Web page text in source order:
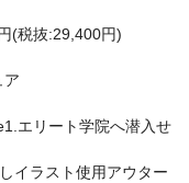
(税抜:29,400円)
ア
エリート学院へ潜入せ
イラスト使用アウター